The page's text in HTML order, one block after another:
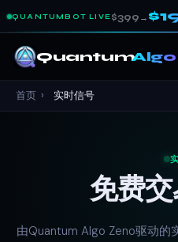
QUANTUMBOT LIVE $399 →
QuantumAlgo
首页 › 实时信号
免费
由Quantum Algo Zeno驱动的